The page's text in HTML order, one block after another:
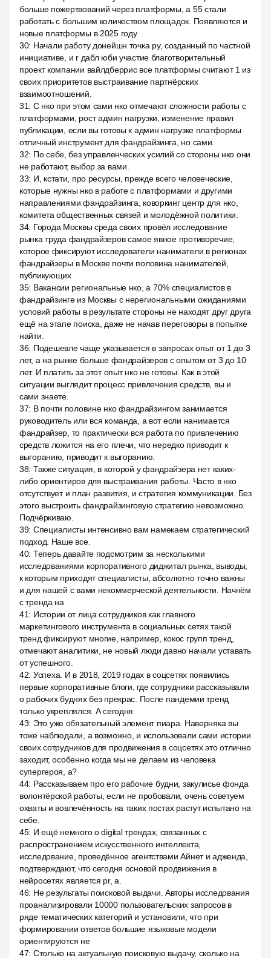
больше пожертвований через платформы, а 55 стали
работать с большим количеством площадок. Появляются и
новые платформы в 2025 году.
30: Начали работу донейшн точка ру, созданный по частной
инициативе, и r дабл юби участие благотворительный
проект компании вайлдберрис все платформы считают 1 из
своих приоритетов выстраивание партнёрских
взаимоотношений.
31: С нко при этом сами нко отмечают сложности работы с
платформами, рост админ нагрузки, изменение правил
публикации, если вы готовы к админ нагрузке платформы
отличный инструмент для фандрайзинга, но сами.
32: По себе, без управленческих усилий со стороны нко они
не работают, выбор за вами.
33: И, кстати, про ресурсы, прежде всего человеческие,
которые нужны нко в работе с платформами и другими
направлениями фандрайзинга, коворкинг центр для нко,
комитета общественных связей и молодёжной политики.
34: Города Москвы среда своих провёл исследование
рынка труда фандрайзеров самое явное противоречие,
которое фиксируют исследователи наниматели в регионах
фандрайзеры в Москве почти половина нанимателей,
публикующих
35: Вакансии региональные нко, а 70% специалистов в
фандрайзинге из Москвы с нерегиональными ожиданиями
условий работы в результате стороны не находят друг друга
ещё на этапе поиска, даже не начав переговоры в попытке
найти.
36: Подешевле чаще указывается в запросах опыт от 1 до 3
лет, а на рынке больше фандрайзеров с опытом от 3 до 10
лет. И платить за этот опыт нко не готовы. Как в этой
ситуации выглядит процесс привлечения средств, вы и
сами знаете.
37: В почти половине нко фандрайзингом занимается
руководитель или вся команда, а вот если нанимается
фандрайзер, то практически вся работа по привлечению
средств ложится на его плечи, что нередко приводит к
выгоранию, приводит к выгоранию.
38: Также ситуация, в которой у фандрайзера нет каких-
либо ориентиров для выстраивания работы. Часто в нко
отсутствует и план развития, и стратегия коммуникации. Без
этого выстроить фандрайзинговую стратегию невозможно.
Подчёркиваю.
39: Специалисты интенсивно вам намекаем стратегический
подход. Наше все.
40: Теперь давайте подсмотрим за несколькими
исследованиями корпоративного диджитал рынка, выводы,
к которым приходят специалисты, абсолютно точно важны
и для нашей с вами некоммерческой деятельности. Начнём
с тренда на
41: Истории от лица сотрудников как главного
маркетингового инструмента в социальных сетях такой
тренд фиксируют многие, например, кокос групп тренд,
отмечают аналитики, не новый люди давно начали уставать
от успешного.
42: Успеха. И в 2018, 2019 годах в соцсетях появились
первые корпоративные блоги, где сотрудники рассказывали
о рабочих буднях без прекрас. После пандемии тренд
только укреплялся. А сегодня
43: Это уже обязательный элемент пиара. Наверняка вы
тоже наблюдали, а возможно, и использовали сами истории
своих сотрудников для продвижения в соцсетях это отлично
заходит, особенно когда мы не делаем из человека
супергероя, а?
44: Рассказываем про его рабочие будни, закулисье фонда
волонтёрской работы, если не пробовали, очень советуем
охваты и вовлечённость на таких постах растут испытано на
себе.
45: И ещё немного о digital трендах, связанных с
распространением искусственного интеллекта,
исследование, проведённое агентствами Айнет и адженда,
подтверждают, что сегодня основой продвижения в
нейросетях является pr, а.
46: Не результаты поисковой выдачи. Авторы исследования
проанализировали 10000 пользовательских запросов в
ряде тематических категорий и установили, что при
формировании ответов большие языковые модели
ориентируются не
47: Столько на актуальную поисковую выдачу, сколько на